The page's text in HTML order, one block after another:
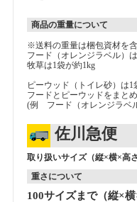
商品の重量について
※送料の重量は梱包資材を
フード（オレンジラベル）
牧草は1袋が約1kg
ピーウッド（トイレ砂）は
フードとピーウッドをまと
(例 フード（オレンジラベ
佐川急便
取り扱いサイズ（縦×横×高
重さについて
100サイズまで（縦×